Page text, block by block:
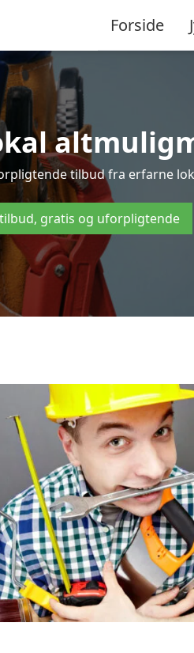
Forside
tilbud fra erfarne
tilbud, gratis og uforpligtende